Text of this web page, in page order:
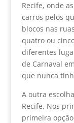
Recife, onde
carros pelos
blocos nas
quatro ou
diferentes
de Carnaval
que nunca
A outra
Recife. Nos
primeira